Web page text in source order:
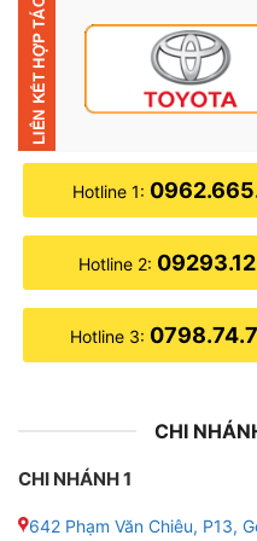
● Sản phẩm loa sub
tới 24 tháng
Hotline 1:
Hotline 2:
Hotline 3:
CHI
CHI NHÁNH 1
642 Phạm Văn Chiêu, P13,